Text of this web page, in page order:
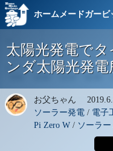
ホームメードガービ
太陽光発電で
ンダ太陽光発
お父ちゃん
ソーラー発電 / 電子
Pi Zero W / ソーラー